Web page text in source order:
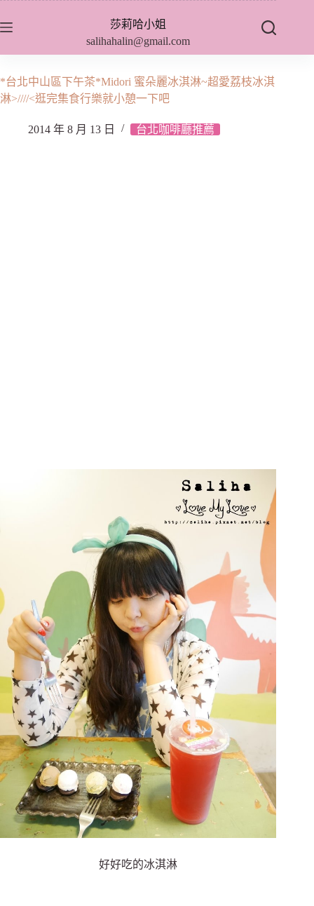
至
內
容
莎莉哈小姐
salihahalin@gmail.com
*台北中山區下午茶*Midori 蜜朵麗冰淇淋~超愛荔枝冰淇
淋>////<逛完集食行樂就小憩一下吧
2014 年 8 月 13 日 台北咖啡廳推薦
好好吃的冰淇淋